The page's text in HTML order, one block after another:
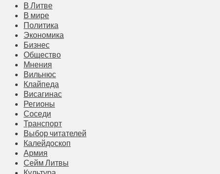
В Литве
В мире
Политика
Экономика
Бизнес
Общество
Мнения
Вильнюс
Клайпеда
Висагинас
Регионы
Соседи
Транспорт
Выбор читателей
Калейдоскоп
Армия
Сейм Литвы